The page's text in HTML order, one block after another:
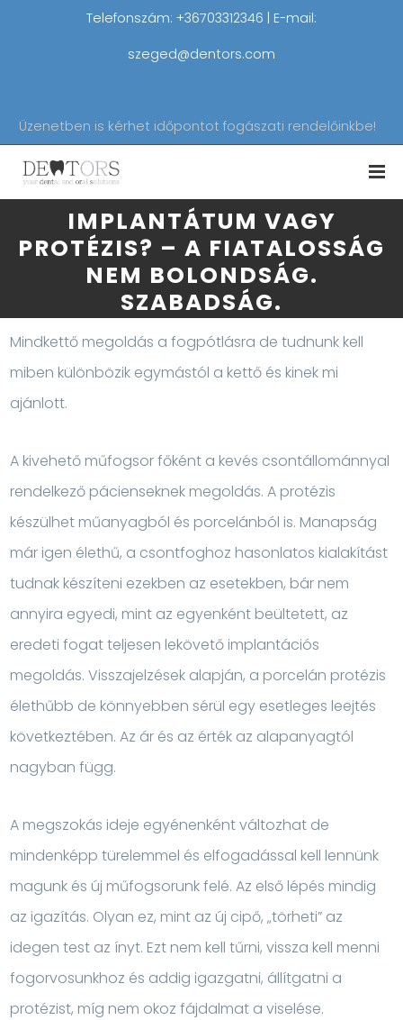
Telefonszám: +36703312346 | E-mail:
szeged@dentors.com
Üzenetben is kérhet időpontot fogászati rendelőinkbe!
IMPLANTÁTUM VAGY
PROTÉZIS? – A FIATALOSSÁG
NEM BOLONDSÁG.
SZABADSÁG.
Mindkettő megoldás a fogpótlásra de tudnunk kell
miben különbözik egymástól a kettő és kinek mi
ajánlott.
A kivehető műfogsor főként a kevés csontállománnyal
rendelkező pácienseknek megoldás. A protézis
készülhet műanyagból és porcelánból is. Manapság
már igen élethű, a csontfoghoz hasonlatos kialakítást
tudnak készíteni ezekben az esetekben, bár nem
annyira egyedi, mint az egyenként beültetett, az
eredeti fogat teljesen lekövető implantációs
megoldás. Visszajelzések alapján, a porcelán protézis
élethűbb de könnyebben sérül egy esetleges leejtés
következtében. Az ár és az érték az alapanyagtól
nagyban függ.
A megszokás ideje egyénenként változhat de
mindenképp türelemmel és elfogadással kell lennünk
magunk és új műfogsorunk felé. Az első lépés mindig
az igazítás. Olyan ez, mint az új cipő, „törheti” az
idegen test az ínyt. Ezt nem kell tűrni, vissza kell menni
fogorvosunkhoz és addig igazgatni, állítgatni a
protézist, míg nem okoz fájdalmat a viselése.